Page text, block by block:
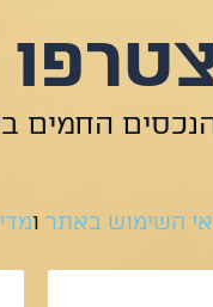
החמים
השימוש באתר ו